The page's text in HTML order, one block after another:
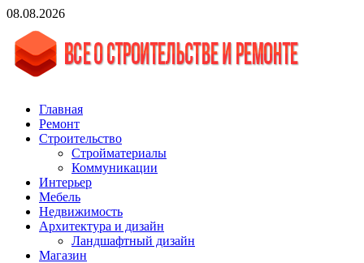
Skip
content
08.08.2026
vgasa.ru
Строительный журнал. Всё о строительстве и ремонтах
Главная
Ремонт
Строительство
Стройматериалы
Коммуникации
Интерьер
Мебель
Недвижимость
Архитектура и дизайн
Ландшафтный дизайн
Магазин